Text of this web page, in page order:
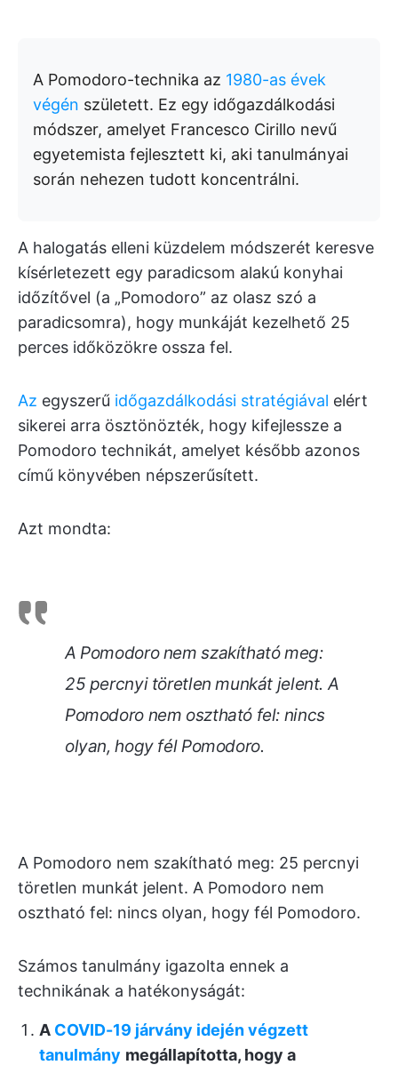
A Pomodoro-technika az 1980-as évek
végén született. Ez egy időgazdálkodási
módszer, amelyet Francesco Cirillo nevű
egyetemista fejlesztett ki, aki tanulmányai
során nehezen tudott koncentrálni.
A halogatás elleni küzdelem módszerét keresve
kísérletezett egy paradicsom alakú konyhai
időzítővel (a „Pomodoro” az olasz szó a
paradicsomra), hogy munkáját kezelhető 25
perces időközökre ossza fel.
Az egyszerű időgazdálkodási stratégiával elért
sikerei arra ösztönözték, hogy kifejlessze a
Pomodoro technikát, amelyet később azonos
című könyvében népszerűsített.
Azt mondta:
A Pomodoro nem szakítható meg:
25 percnyi töretlen munkát jelent. A
Pomodoro nem osztható fel: nincs
olyan, hogy fél Pomodoro.
A Pomodoro nem szakítható meg: 25 percnyi
töretlen munkát jelent. A Pomodoro nem
osztható fel: nincs olyan, hogy fél Pomodoro.
Számos tanulmány igazolta ennek a
technikának a hatékonyságát:
A COVID-19 járvány idején végzett
tanulmány megállapította, hogy a